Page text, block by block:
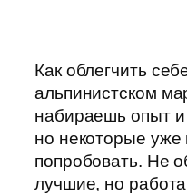
Как облегчить
альпинистском
набираешь опыт
но некоторые уже
попробовать. Не
лучшие, но